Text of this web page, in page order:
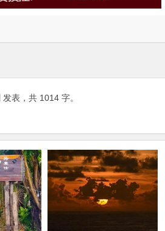
发表，共 1014 字。